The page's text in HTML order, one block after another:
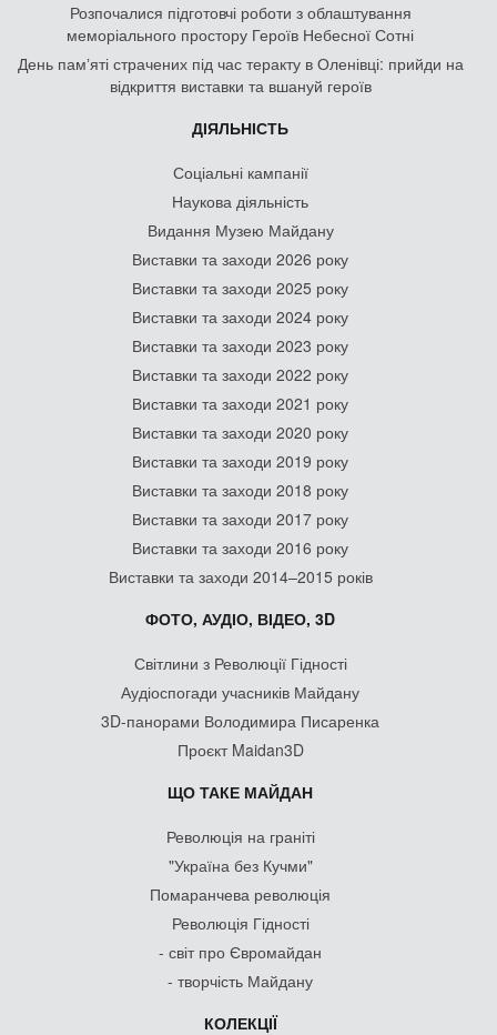
Розпочалися підготовчі роботи з облаштування
меморіального простору Героїв Небесної Сотні
День памʼяті страчених під час теракту в Оленівці: прийди на
відкриття виставки та вшануй героїв
ДІЯЛЬНІСТЬ
Соціальні кампанії
Наукова діяльність
Видання Музею Майдану
Виставки та заходи 2026 року
Виставки та заходи 2025 року
Виставки та заходи 2024 року
Виставки та заходи 2023 року
Виставки та заходи 2022 року
Виставки та заходи 2021 року
Виставки та заходи 2020 року
Виставки та заходи 2019 року
Виставки та заходи 2018 року
Виставки та заходи 2017 року
Виставки та заходи 2016 року
Виставки та заходи 2014–2015 років
ФОТО, АУДІО, ВІДЕО, 3D
Світлини з Революції Гідності
Аудіоспогади учасників Майдану
3D-панорами Володимира Писаренка
Проєкт Maidan3D
ЩО ТАКЕ МАЙДАН
Революція на граніті
"Україна без Кучми"
Помаранчева революція
Революція Гідності
- світ про Євромайдан
- творчість Майдану
КОЛЕКЦІЇ